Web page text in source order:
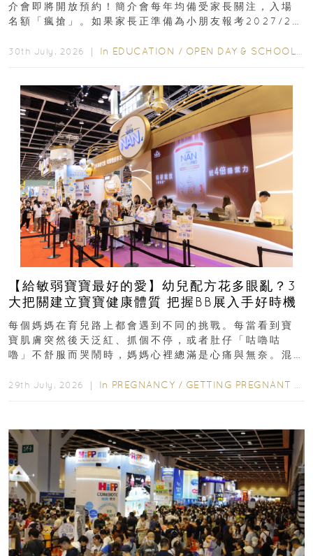
介會即將開放預約！簡介會每年均備受家長關注，入場
名額「瘋搶」。如果家長正準備為小朋友報考2027/28
30th July, 2026 ｜ In EDUCATION / OPEN DAY & SCHOOL EVENTS
【給敏弱寶寶最好的愛】幼兒配方花多眼亂？3
大把關建立寶寶健康體質 把握BB展入手好時機
每個媽媽在育兒路上都會遇到不同的挑戰。每當看到寶
寶肌膚突然後天泛紅、抓個不停，或者肚仔「咕嚕咕
嚕」不舒服而哭鬧時，媽媽心裡總滿是心痛與無奈。混
29th July, 2026 ｜ In PREGNANCY / GETTING PREGNANT